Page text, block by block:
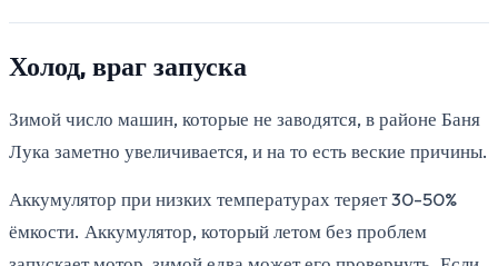
Холод, враг запуска
Зимой число машин, которые не заводятся, в районе Баня
Лука заметно увеличивается, и на то есть веские причины.
Аккумулятор при низких температурах теряет 30-50%
ёмкости. Аккумулятор, который летом без проблем